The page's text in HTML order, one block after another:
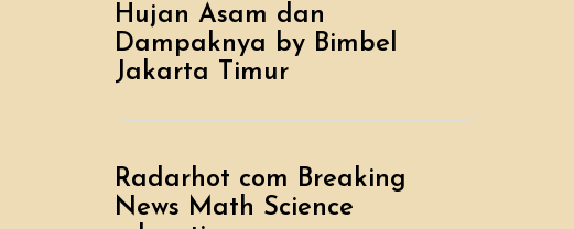
Hujan Asam dan
Dampaknya by Bimbel
Jakarta Timur
Radarhot com Breaking
News Math Science